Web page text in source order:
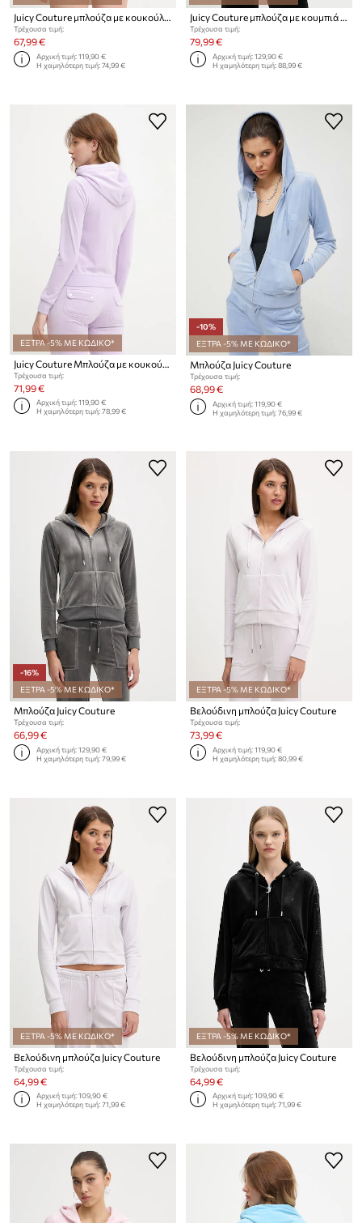
Juicy Couture μπλούζα με κουκούλα γυναικεία βελούρ ICCLE HOODIE
Τρέχουσα τιμή:
67,99 €
Αρχική τιμή:119,90 €
Η χαμηλότερη τιμή:74,99 €
Juicy Couture μπλούζα με κουμπιά γυναικεία REPUBLIC ROBYN
Τρέχουσα τιμή:
79,99 €
Αρχική τιμή:129,90 €
Η χαμηλότερη τιμή:88,99 €
ΕΞΤΡΑ -5% ΜΕ ΚΩΔΙΚΟ*
Τρέχουσα τιμή:
71,99 €
Αρχική τιμή:119,90 €
Η χαμηλότερη τιμή:78,99 €
-10%
ΕΞΤΡΑ -5% ΜΕ ΚΩΔΙΚΟ*
Μπλούζα Juicy Couture
Τρέχουσα τιμή:
68,99 €
Αρχική τιμή:119,90 €
Η χαμηλότερη τιμή:76,99 €
-16%
ΕΞΤΡΑ -5% ΜΕ ΚΩΔΙΚΟ*
Μπλούζα Juicy Couture
Τρέχουσα τιμή:
66,99 €
Αρχική τιμή:129,90 €
Η χαμηλότερη τιμή:79,99 €
ΕΞΤΡΑ -5% ΜΕ ΚΩΔΙΚΟ*
Βελούδινη μπλούζα Juicy Couture
Τρέχουσα τιμή:
73,99 €
Αρχική τιμή:119,90 €
Η χαμηλότερη τιμή:80,99 €
ΕΞΤΡΑ -5% ΜΕ ΚΩΔΙΚΟ*
Βελούδινη μπλούζα Juicy Couture
Τρέχουσα τιμή:
64,99 €
Αρχική τιμή:109,90 €
Η χαμηλότερη τιμή:71,99 €
ΕΞΤΡΑ -5% ΜΕ ΚΩΔΙΚΟ*
Βελούδινη μπλούζα Juicy Couture
Τρέχουσα τιμή:
64,99 €
Αρχική τιμή:109,90 €
Η χαμηλότερη τιμή:71,99 €